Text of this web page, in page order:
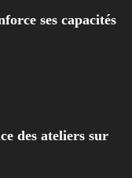
ses capacités
des ateliers sur